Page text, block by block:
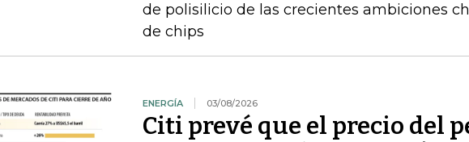
de polisilicio de las crecientes ambiciones
de chips
ENERGÍA 03/08/2026
Citi prevé que el precio del